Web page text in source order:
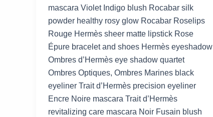
mascara Violet Indigo blush Rocabar silk
powder healthy rosy glow Rocabar Roselips
Rouge Hermès sheer matte lipstick Rose
Épure bracelet and shoes Hermès eyeshadow
Ombres d’Hermès eye shadow quartet
Ombres Optiques, Ombres Marines black
eyeliner Trait d’Hermès precision eyeliner
Encre Noire mascara Trait d’Hermès
revitalizing care mascara Noir Fusain blush